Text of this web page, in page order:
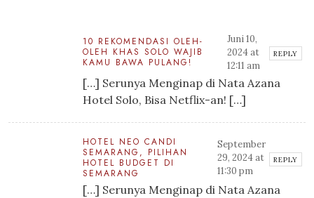
10 REKOMENDASI OLEH-
OLEH KHAS SOLO WAJIB
KAMU BAWA PULANG!
Juni 10,
2024 at
12:11 am
REPLY
[…] Serunya Menginap di Nata Azana
Hotel Solo, Bisa Netflix-an! […]
HOTEL NEO CANDI
SEMARANG, PILIHAN
HOTEL BUDGET DI
SEMARANG
September
29, 2024 at
11:30 pm
REPLY
[…] Serunya Menginap di Nata Azana